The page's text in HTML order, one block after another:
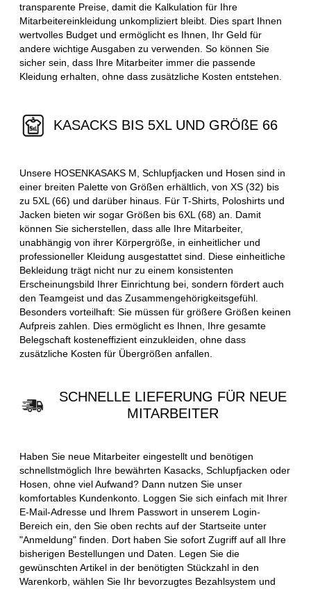
transparente Preise, damit die Kalkulation für Ihre
Mitarbeitereinkleidung unkompliziert bleibt. Dies spart Ihnen
wertvolles Budget und ermöglicht es Ihnen, Ihr Geld für
andere wichtige Ausgaben zu verwenden. So können Sie
sicher sein, dass Ihre Mitarbeiter immer die passende
Kleidung erhalten, ohne dass zusätzliche Kosten entstehen.
KASACKS BIS 5XL UND GRÖßE 66
Unsere HOSENKASAKS M, Schlupfjacken und Hosen sind in
einer breiten Palette von Größen erhältlich, von XS (32) bis
zu 5XL (66) und darüber hinaus. Für T-Shirts, Poloshirts und
Jacken bieten wir sogar Größen bis 6XL (68) an. Damit
können Sie sicherstellen, dass alle Ihre Mitarbeiter,
unabhängig von ihrer Körpergröße, in einheitlicher und
professioneller Kleidung ausgestattet sind. Diese einheitliche
Bekleidung trägt nicht nur zu einem konsistenten
Erscheinungsbild Ihrer Einrichtung bei, sondern fördert auch
den Teamgeist und das Zusammengehörigkeitsgefühl.
Besonders vorteilhaft: Sie müssen für größere Größen keinen
Aufpreis zahlen. Dies ermöglicht es Ihnen, Ihre gesamte
Belegschaft kosteneffizient einzukleiden, ohne dass
zusätzliche Kosten für Übergrößen anfallen.
SCHNELLE LIEFERUNG FÜR NEUE
MITARBEITER
Haben Sie neue Mitarbeiter eingestellt und benötigen
schnellstmöglich Ihre bewährten Kasacks, Schlupfjacken oder
Hosen, ohne viel Aufwand? Dann nutzen Sie unser
komfortables Kundenkonto. Loggen Sie sich einfach mit Ihrer
E-Mail-Adresse und Ihrem Passwort in unserem Login-
Bereich ein, den Sie oben rechts auf der Startseite unter
"Anmeldung" finden. Dort haben Sie sofort Zugriff auf all Ihre
bisherigen Bestellungen und Daten. Legen Sie die
gewünschten Artikel in der benötigten Stückzahl in den
Warenkorb, wählen Sie Ihr bevorzugtes Bezahlsystem und